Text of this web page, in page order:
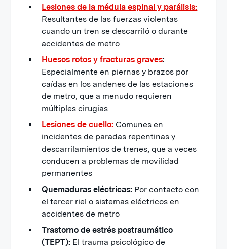
Lesiones de la médula espinal y parálisis:
Resultantes de las fuerzas violentas
cuando un tren se descarriló o durante
accidentes de metro
Huesos rotos y fracturas graves:
Especialmente en piernas y brazos por
caídas en los andenes de las estaciones
de metro, que a menudo requieren
múltiples cirugías
Lesiones de cuello: Comunes en
incidentes de paradas repentinas y
descarrilamientos de trenes, que a veces
conducen a problemas de movilidad
permanentes
Quemaduras eléctricas: Por contacto con
el tercer riel o sistemas eléctricos en
accidentes de metro
Trastorno de estrés postraumático
(TEPT): El trauma psicológico de